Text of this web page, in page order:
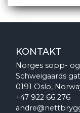
KONTAKT
Norges sopp-
Schweigaards
0191 Oslo,
+47 922 66 276